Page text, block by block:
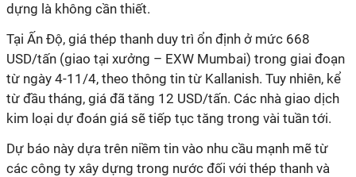
dựng là không cần thiết.
Tại Ấn Độ, giá thép thanh duy trì ổn định ở mức 668
USD/tấn (giao tại xưởng – EXW Mumbai) trong giai đoạn
từ ngày 4-11/4, theo thông tin từ Kallanish. Tuy nhiên, kể
từ đầu tháng, giá đã tăng 12 USD/tấn. Các nhà giao dịch
kim loại dự đoán giá sẽ tiếp tục tăng trong vài tuần tới.
Dự báo này dựa trên niềm tin vào nhu cầu mạnh mẽ từ
các công ty xây dựng trong nước đối với thép thanh và